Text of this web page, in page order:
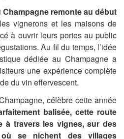
Champagne remonte au début
vignerons et les maisons de
à ouvrir leurs portes au public
Au fil du temps, l’idée
dédiée au Champagne a
une expérience complète
du vin effervescent.
célèbre cette année
balisée, cette route
à travers les vignes, sur des
où se nichent des villages